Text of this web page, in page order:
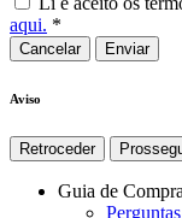
aqui. *
Cancelar
Aviso
Retroceder
Guia de Compra